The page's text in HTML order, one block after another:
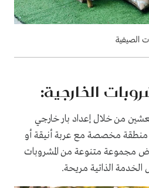
الصيفية
الخارجية:
من خلال إعداد بار خارجي
مخصصة مع عربة أنيقة أو
مجموعة متنوعة من المشروبات
الخدمة الذاتية مريحة.